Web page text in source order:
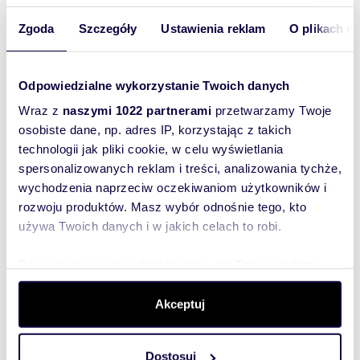
Zgoda Szczegóły Ustawienia reklam O plikach
Odpowiedzialne wykorzystanie Twoich danych
Wraz z naszymi 1022 partnerami przetwarzamy Twoje
osobiste dane, np. adres IP, korzystając z takich
technologii jak pliki cookie, w celu wyświetlania
spersonalizowanych reklam i treści, analizowania tychże,
wychodzenia naprzeciw oczekiwaniom użytkowników i
rozwoju produktów. Masz wybór odnośnie tego, kto
używa Twoich danych i w jakich celach to robi.
dane są przetwarzane oraz ustaw własne preferencje w
. W Deklaracji plików cookie możesz
zmienić lub wycofać swoją zgodę w dowolnej chwili.
Akceptuj
Dostosuj
Zapraszamy - ekipa EUROLOCUM.pl
Opis oferty ma charakter wyłącznie
aktualizacji i nie stanowi oferty określonej w art.
66 i następnych KC.
Numer oferty: 77550376
Nr licencji zawodowej: 18562
(rozwiń)
Chcę otrzymywać
informacje o
usługach.